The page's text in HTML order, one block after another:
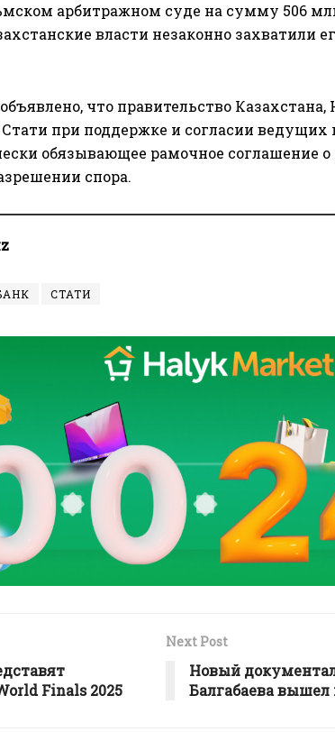
арбитражном суде на сумму 506
власти незаконно захватили
что правительство
при поддержке и согласии ведущих
обязывающее рамочное соглашение
спора.
СТАТИ
Finals 2025
Next Post
Новый
Балгабаева